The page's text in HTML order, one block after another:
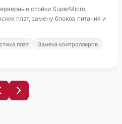
стойки SuperMicro,
плат, замену блоков питания и
плат Замена контроллеров